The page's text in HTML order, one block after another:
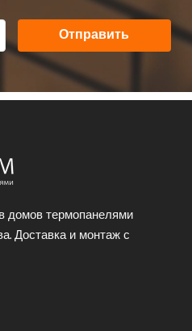
Отправить
домов термопанелями
Доставка и монтаж с